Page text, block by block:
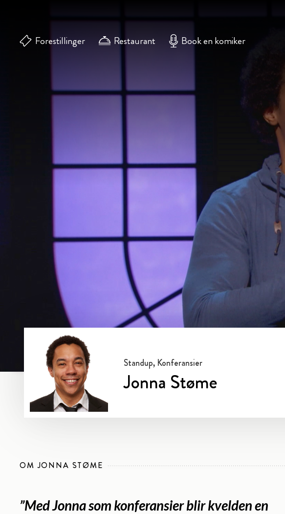
Forestillinger Restaurant Book en komiker
Standup, Konferansier
Jonna Støme
OM JONNA STØME
”Med Jonna som konferansier blir kvelden en